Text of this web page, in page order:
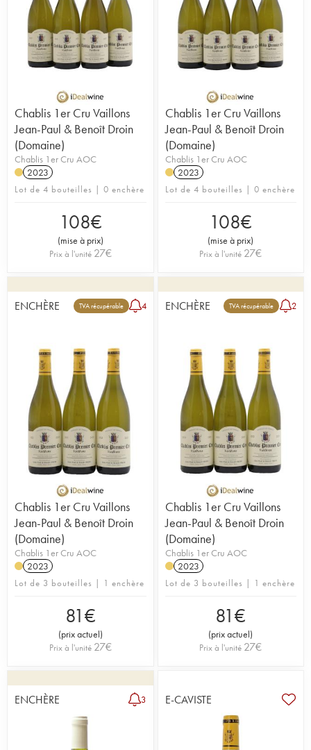
Chablis 1er Cru Vaillons
Jean-Paul & Benoît Droin
(Domaine)
Chablis 1er Cru AOC
2023
Lot de 4 bouteilles | 0 enchère
108€
(mise à prix)
Prix à l'unité 27€
Chablis 1er Cru Vaillons
Jean-Paul & Benoît Droin
(Domaine)
Chablis 1er Cru AOC
2023
Lot de 4 bouteilles | 0 enchère
108€
(mise à prix)
Prix à l'unité 27€
ENCHÈRE TVA récupérable 4
Chablis 1er Cru Vaillons
Jean-Paul & Benoît Droin
(Domaine)
Chablis 1er Cru AOC
2023
Lot de 3 bouteilles | 1 enchère
81€
(prix actuel)
Prix à l'unité 27€
ENCHÈRE TVA récupérable 2
Chablis 1er Cru Vaillons
Jean-Paul & Benoît Droin
(Domaine)
Chablis 1er Cru AOC
2023
Lot de 3 bouteilles | 1 enchère
81€
(prix actuel)
Prix à l'unité 27€
ENCHÈRE 3 E-CAVISTE